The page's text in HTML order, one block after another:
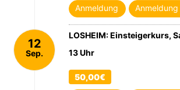
Anmeldung
12
Sep.
2026
LOSHEIM: Einsteigerkurs,
13 Uhr
50,00€